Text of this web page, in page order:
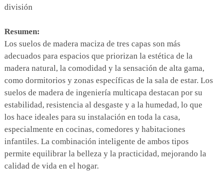
división
Resumen:
Los suelos de madera maciza de tres capas son más
adecuados para espacios que priorizan la estética de la
madera natural, la comodidad y la sensación de alta gama,
como dormitorios y zonas específicas de la sala de estar. Los
suelos de madera de ingeniería multicapa destacan por su
estabilidad, resistencia al desgaste y a la humedad, lo que
los hace ideales para su instalación en toda la casa,
especialmente en cocinas, comedores y habitaciones
infantiles. La combinación inteligente de ambos tipos
permite equilibrar la belleza y la practicidad, mejorando la
calidad de vida en el hogar.